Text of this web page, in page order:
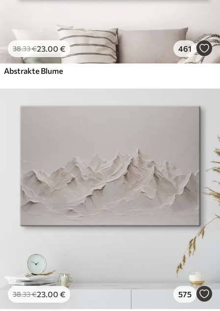
38.33€23.00 € 461
Abstrakte Blume
38.33€23.00 € 575